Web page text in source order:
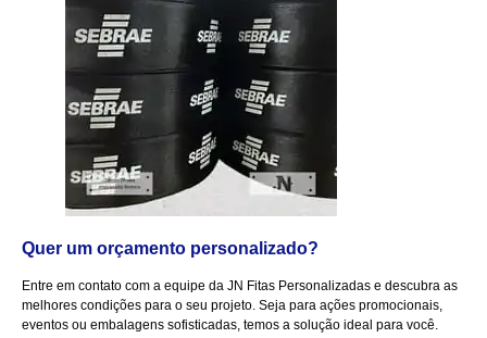
Quer um orçamento personalizado?
Entre em contato com a equipe da JN Fitas Personalizadas e descubra as
melhores condições para o seu projeto. Seja para ações promocionais,
eventos ou embalagens sofisticadas, temos a solução ideal para você.